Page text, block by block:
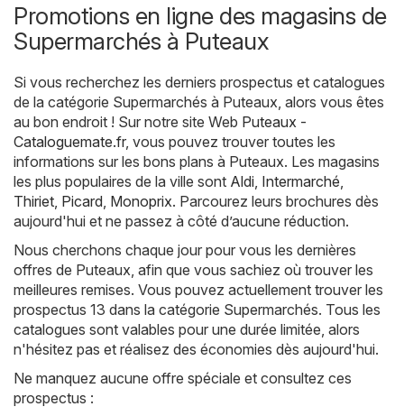
Promotions en ligne des magasins de
Supermarchés à Puteaux
Si vous recherchez les derniers prospectus et catalogues
de la catégorie Supermarchés à Puteaux, alors vous êtes
au bon endroit ! Sur notre site Web Puteaux -
Cataloguemate.fr, vous pouvez trouver toutes les
informations sur les bons plans à Puteaux. Les magasins
les plus populaires de la ville sont Aldi Intermarché
Thiriet Picard Monoprix. Parcourez leurs brochures dès
aujourd'hui et ne passez à côté d’aucune réduction.
Nous cherchons chaque jour pour vous les dernières
offres de Puteaux, afin que vous sachiez où trouver les
meilleures remises. Vous pouvez actuellement trouver les
prospectus 13 dans la catégorie Supermarchés. Tous les
catalogues sont valables pour une durée limitée, alors
n'hésitez pas et réalisez des économies dès aujourd'hui.
Ne manquez aucune offre spéciale et consultez ces
prospectus :